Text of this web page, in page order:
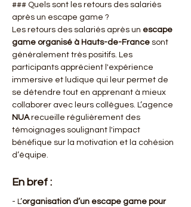
### Quels sont les retours des salariés
après un escape game ?
Les retours des salariés après un escape
game organisé à Hauts-de-France sont
généralement très positifs. Les
participants apprécient l'expérience
immersive et ludique qui leur permet de
se détendre tout en apprenant à mieux
collaborer avec leurs collègues. L’agence
NUA recueille régulièrement des
témoignages soulignant l'impact
bénéfique sur la motivation et la cohésion
d’équipe.
En bref :
- L’organisation d’un escape game pour